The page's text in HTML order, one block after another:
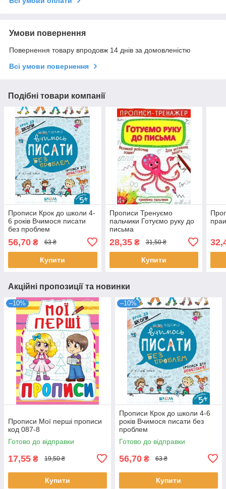
Умови повернення
Повернення товару впродовж 14 днів за домовленістю
Всі умови повернення
Подібні товари компанії
Прописи Крок до школи 4-
6 років Вчимося писати
без проблем
56,70 ₴ 63 ₴
Купити
Прописи Тренуємо
пальчики Готуємо руку до
письма
28,35₴ 31,50 ₴
Купити
Акційні пропозиції та новинки
–10%
Прописи Мої перші прописи
код 087-8
Готово до відправки
17,55 ₴ 19,50 ₴
Купити
–10%
Прописи Крок до школи 4-6
років Вчимося писати без
проблем
Готово до відправки
56,70 ₴ 63 ₴
Купити